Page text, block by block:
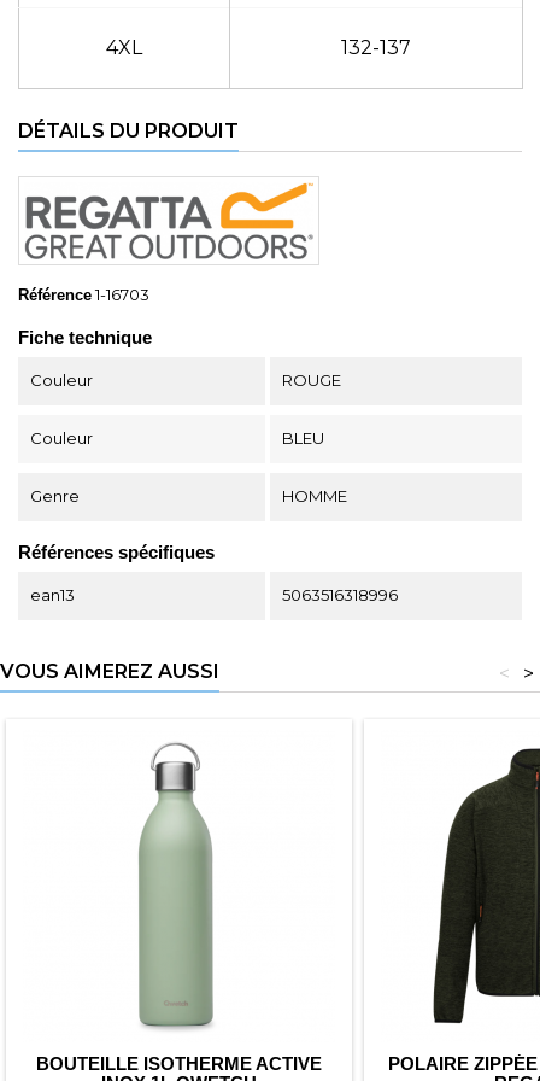
4XL 132-137
DÉTAILS DU PRODUIT
Référence 1-16703
Fiche technique
Couleur ROUGE
Couleur BLEU
Genre HOMME
Références spécifiques
ean13 5063516318996
VOUS AIMEREZ AUSSI >
<
BOUTEILLE ISOTHERME ACTIVE
POLAIRE